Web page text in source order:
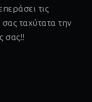
τις
ταχύτατα την
σας!!